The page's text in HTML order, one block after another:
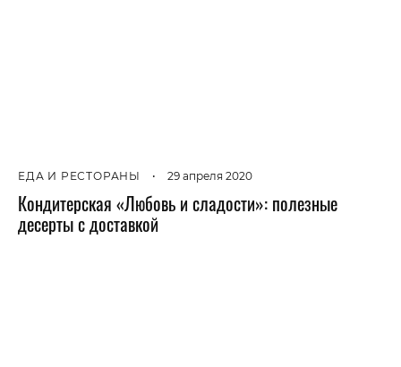
ЕДА И РЕСТОРАНЫ • 29 апреля 2020
Кондитерская «Любовь и сладости»: полезные
десерты с доставкой